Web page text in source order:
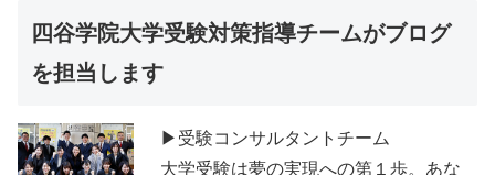
四谷学院大学受験対策指導チームがブログ
を担当します
▶受験コンサルタントチーム
大学受験は夢の実現への第１歩。あな